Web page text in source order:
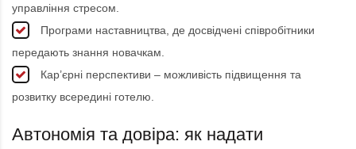
управління стресом.
Програми наставництва, де досвідчені співробітники
передають знання новачкам.
Кар’єрні перспективи – можливість підвищення та
розвитку всередині готелю.
Автономія та довіра: як надати